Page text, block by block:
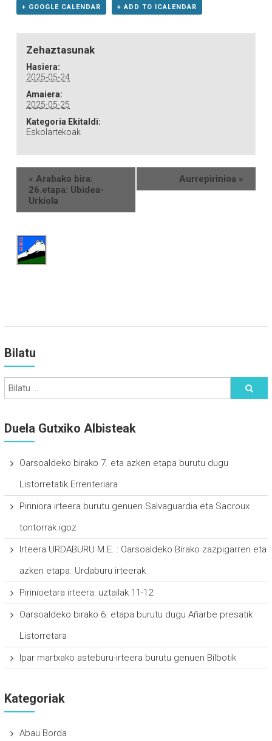
+ GOOGLE CALENDAR + ADD TO ICALENDAR
Zehaztasunak
Hasiera:
2025-05-24
Amaiera:
2025-05-25
Kategoria Ekitaldi:
Eskolartekoak
« Arabako bira:
26.etapa: Ubidea-
Urkiola
Aurrepirinioa »
Bilatu
Duela Gutxiko Albisteak
Oarsoaldeko birako 7. eta azken etapa burutu dugu
Listorretatik Errenteriara
Piriniora irteera burutu genuen Salvaguardia eta Sacroux
tontorrak igoz
Irteera URDABURU M.E. : Oarsoaldeko Birako zazpigarren eta
azken etapa. Urdaburu irteerak
Pirinioetara irteera: uztailak 11-12
Oarsoaldeko birako 6. etapa burutu dugu Añarbe presatik
Listorretara
Ipar martxako asteburu-irteera burutu genuen Bilbotik
Kategoriak
Abau Borda